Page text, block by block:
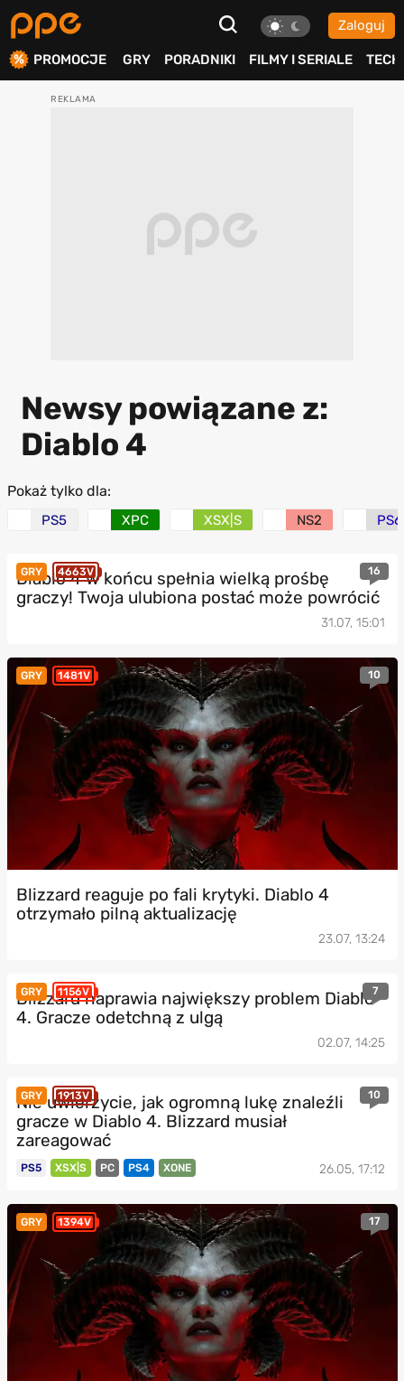
Zaloguj
PROMOCJE GRY PORADNIKI FILMY I SERIALE TECH
Newsy powiązane z:
Diablo 4
Pokaż tylko dla:
PS5 XPC XSX|S NS2 PS6
GRY 4663V 16
Diablo 4 w końcu spełnia wielką prośbę
graczy! Twoja ulubiona postać może powrócić
31.07, 15:01
GRY 1481V 10
Blizzard reaguje po fali krytyki. Diablo 4
otrzymało pilną aktualizację
23.07, 13:24
GRY 1156V 7
Blizzard naprawia największy problem Diablo
4. Gracze odetchną z ulgą
02.07, 14:25
GRY 1913V 10
Nie uwierzycie, jak ogromną lukę znaleźli
gracze w Diablo 4. Blizzard musiał
zareagować
PS5 XSX|S PC PS4 XONE 26.05, 17:12
GRY 1394V 17